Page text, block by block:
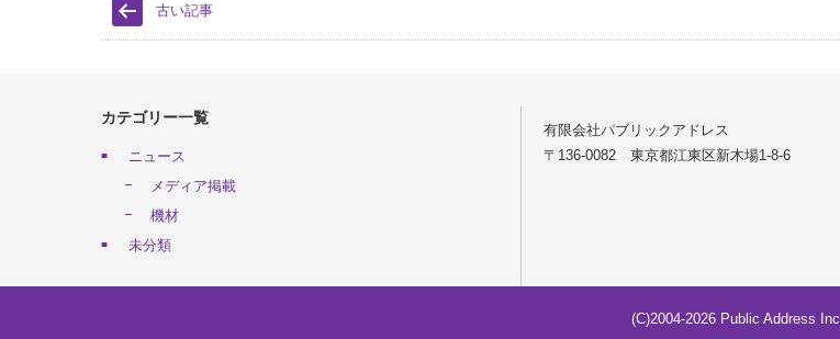
古い記事
カテゴリー一覧
ニュース
メディア掲載
機材
未分類
有限会社パブリックアドレス
〒136-0082 東京都江東区新木場1-8-6
(C)2004-2026 Public Address Inc.